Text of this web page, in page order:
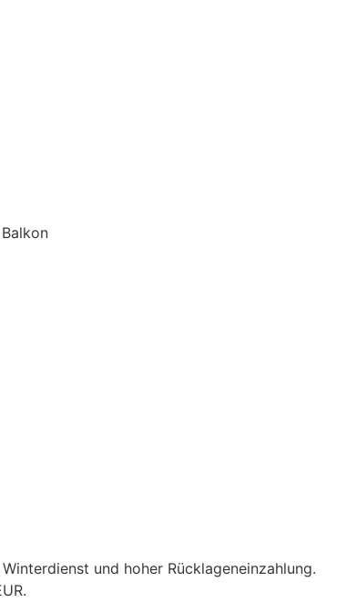
und hoher Rücklageneinzahlung.